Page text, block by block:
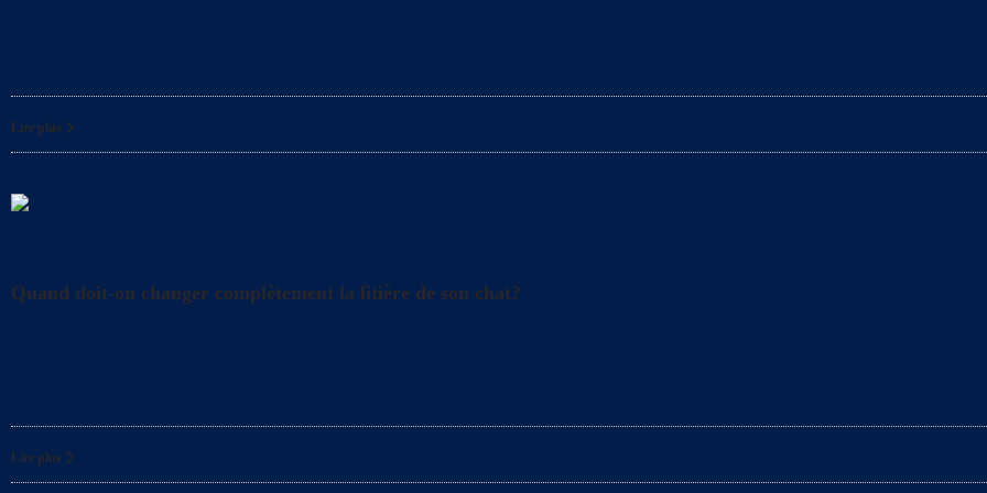
Lire plus
Quand doit-on changer complètement la litière de son chat?
Lire plus